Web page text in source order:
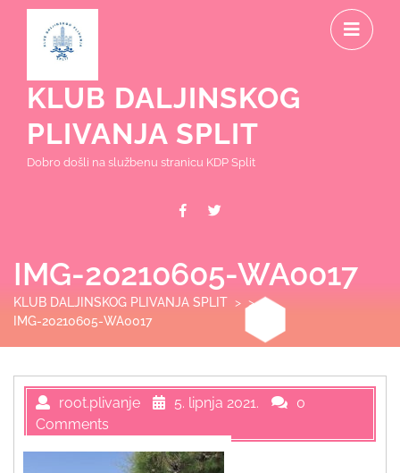
content
KLUB DALJINSKOG
PLIVANJA SPLIT
Dobro došli na službenu stranicu KDP Split
Facebook
IMG-20210605-WA0017
KLUB DALJINSKOG PLIVANJA SPLIT > >
IMG-20210605-WA0017
root.plivanje 5. lipnja 2021.
0
Comments